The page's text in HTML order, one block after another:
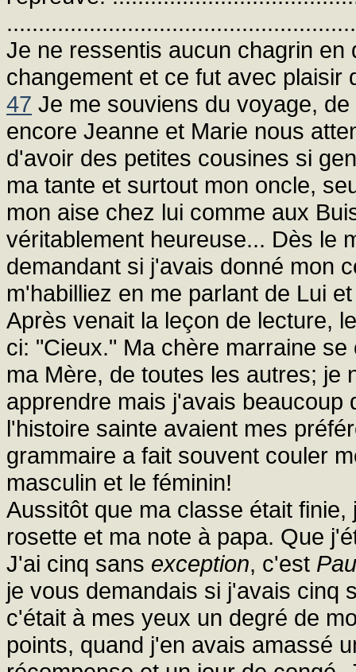
Je ne ressentis aucun chagrin en
changement et ce fut avec
47 Je me souviens du voyage,
encore Jeanne et Marie nous
d'avoir des petites cousines si
ma tante et surtout mon oncle,
mon aise chez lui comme aux
véritablement heureuse... Dès le
demandant si j'avais donné mon
m'habilliez en me parlant de Lui
Après venait la leçon de lecture,
ci: "Cieux." Ma chère marraine
ma Mère, de toutes les autres; je
apprendre mais j'avais
l'histoire sainte avaient mes
grammaire a fait souvent couler
masculin et le féminin!
Aussitôt que ma classe était
rosette et ma note à papa. Que
J'ai cinq sans exception, c'est
je vous demandais si j'avais cinq
c'était à mes yeux un degré de
points, quand j'en avais amassé